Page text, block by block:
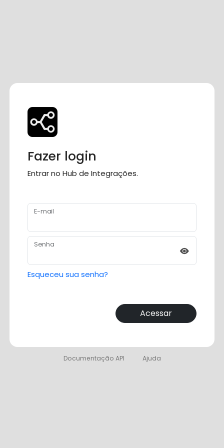
Fazer login
Entrar no Hub de Integrações.
E-mail
Senha
Esqueceu sua senha?
Documentação API Ajuda